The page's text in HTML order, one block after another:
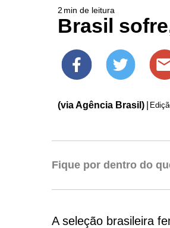
2 min de leitura
Brasil
(via Agência Brasil)
Fique por dentro do
A seleção brasileira